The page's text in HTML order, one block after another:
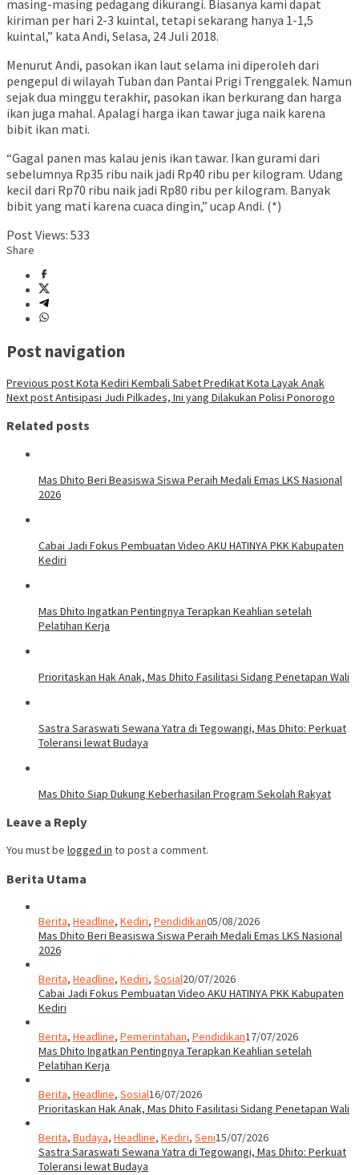
masing-masing pedagang dikurangi. Biasanya kami dapat
kiriman per hari 2-3 kuintal, tetapi sekarang hanya 1-1,5
kuintal,” kata Andi, Selasa, 24 Juli 2018.
Menurut Andi, pasokan ikan laut selama ini diperoleh dari
pengepul di wilayah Tuban dan Pantai Prigi Trenggalek. Namun
sejak dua minggu terakhir, pasokan ikan berkurang dan harga
ikan juga mahal. Apalagi harga ikan tawar juga naik karena
bibit ikan mati.
“Gagal panen mas kalau jenis ikan tawar. Ikan gurami dari
sebelumnya Rp35 ribu naik jadi Rp40 ribu per kilogram. Udang
kecil dari Rp70 ribu naik jadi Rp80 ribu per kilogram. Banyak
bibit yang mati karena cuaca dingin,” ucap Andi. (*)
Post Views: 533
Share
Post navigation
Previous postKota Kediri Kembali Sabet Predikat Kota Layak Anak
Next postAntisipasi Judi Pilkades, Ini yang Dilakukan Polisi Ponorogo
Related posts
Mas Dhito Beri Beasiswa Siswa Peraih Medali Emas LKS Nasional
2026
Cabai Jadi Fokus Pembuatan Video AKU HATINYA PKK Kabupaten
Kediri
Mas Dhito Ingatkan Pentingnya Terapkan Keahlian setelah
Pelatihan Kerja
Prioritaskan Hak Anak, Mas Dhito Fasilitasi Sidang Penetapan Wali
Sastra Saraswati Sewana Yatra di Tegowangi, Mas Dhito: Perkuat
Toleransi lewat Budaya
Mas Dhito Siap Dukung Keberhasilan Program Sekolah Rakyat
Leave a Reply
You must be logged in to post a comment.
Berita Utama
Berita, Headline, Kediri, Pendidikan05/08/2026
Mas Dhito Beri Beasiswa Siswa Peraih Medali Emas LKS Nasional
2026
Berita, Headline, Kediri, Sosial20/07/2026
Cabai Jadi Fokus Pembuatan Video AKU HATINYA PKK Kabupaten
Kediri
Berita, Headline, Pemerintahan, Pendidikan17/07/2026
Mas Dhito Ingatkan Pentingnya Terapkan Keahlian setelah
Pelatihan Kerja
Berita, Headline, Sosial16/07/2026
Prioritaskan Hak Anak, Mas Dhito Fasilitasi Sidang Penetapan Wali
Berita, Budaya, Headline, Kediri, Seni15/07/2026
Sastra Saraswati Sewana Yatra di Tegowangi, Mas Dhito: Perkuat
Toleransi lewat Budaya